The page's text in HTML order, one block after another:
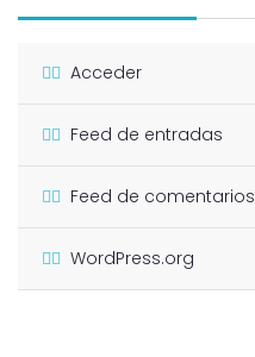
Acceder
Feed de entradas
Feed de comentarios
WordPress.org